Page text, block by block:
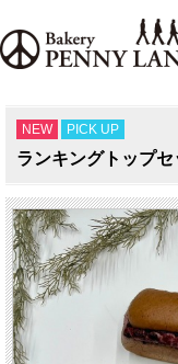
NEW PICK UP
ランキングトップ